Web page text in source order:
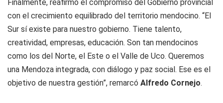
Finalmente, reafirmó el compromiso del Gobierno provincial
con el crecimiento equilibrado del territorio mendocino. “El
Sur sí existe para nuestro gobierno. Tiene talento,
creatividad, empresas, educación. Son tan mendocinos
como los del Norte, el Este o el Valle de Uco. Queremos
una Mendoza integrada, con diálogo y paz social. Ese es el
objetivo de nuestra gestión”, remarcó Alfredo Cornejo.